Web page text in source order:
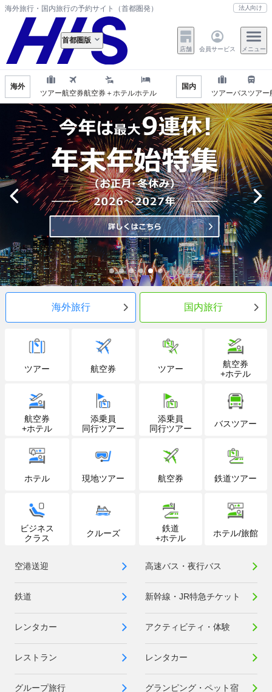
海外旅行・国内旅行の予約サイト（首都圏発）
首都圏版
法人向け
店舗 会員サービス メニュー
海外
ツアー航空券航空券＋ホテルホテル
国内
ツアーバスツアー
海外旅行
ツアー 航空券
航空券
+ホテル
添乗員
同行ツアー
ホテル 現地ツアー
ビジネス
クラス
クルーズ
空港送迎
鉄道
レンタカー
レストラン
グループ旅行
国内旅行
ツアー
航空券
+ホテル
添乗員
同行ツアー
バスツアー
航空券 鉄道ツアー
鉄道
+ホテル
ホテル/旅館
高速バス・夜行バス
新幹線・JR特急チケット
アクティビティ・体験
レンタカー
グランピング・ペット宿